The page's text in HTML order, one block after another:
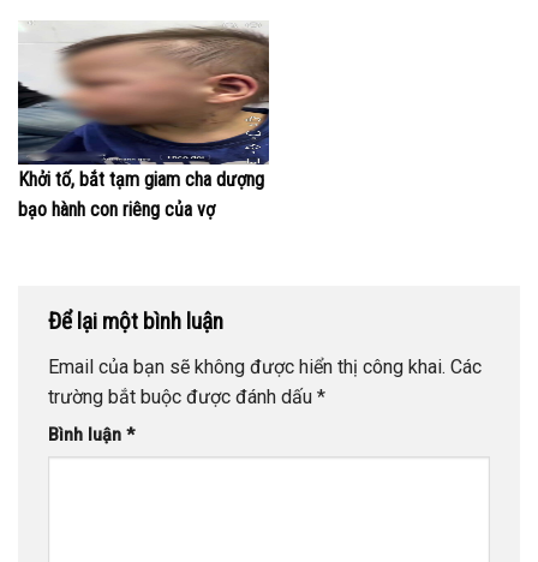
Khởi tố, bắt tạm giam cha dượng
bạo hành con riêng của vợ
Để lại một bình luận
Email của bạn sẽ không được hiển thị công khai. Các
trường bắt buộc được đánh dấu *
Bình luận *